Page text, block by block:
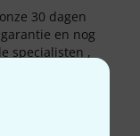
30 dagen
en nog
specialisten ,
vinden op